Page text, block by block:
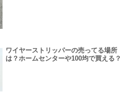
ワイヤーストリッパーの売ってる場所
は？ホームセンターや100均で買える？